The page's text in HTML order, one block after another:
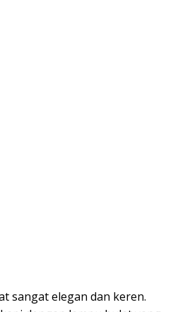
sangat elegan dan keren.